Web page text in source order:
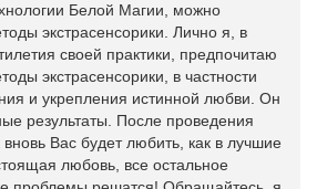
Белой Магии, можно
экстрасенсорики. Лично я, в
своей практики, предпочитаю
экстрасенсорики, в частности
и укрепления истинной любви. Он
результаты. После проведения
Вас будет любить, как в лучшие
любовь, все остальное